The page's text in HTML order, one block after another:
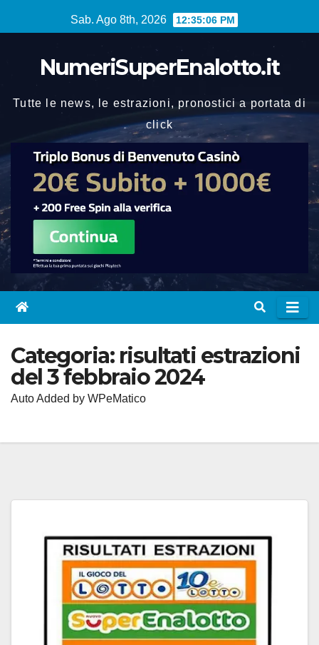
al
Sab. Ago 8th, 2026 12:35:06 PM
NumeriSuperEnalotto.it
Tutte le news, le estrazioni, pronostici a portata di
click
Categoria: risultati estrazioni
del 3 febbraio 2024
Auto Added by WPeMatico